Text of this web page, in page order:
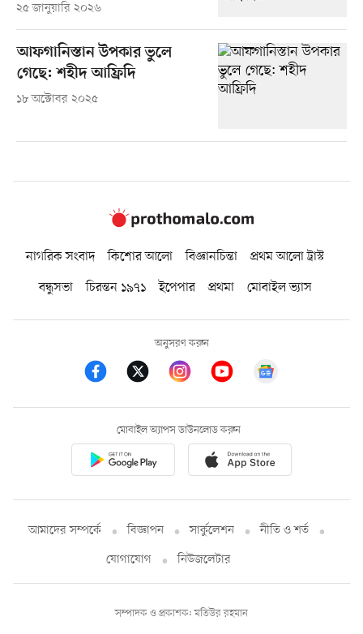
২৫ জানুয়ারি ২০২৬
আফগানিস্তান উপকার ভুলে
গেছে: শহীদ আফ্রিদি
১৮ অক্টোবর ২০২৫
নাগরিক সংবাদ কিশোর আলো বিজ্ঞানচিন্তা
প্রথম আলো ট্রাস্ট
বন্ধুসভা
চিরন্তন ১৯৭১ ইপেপার প্রথমা মোবাইল ভ্যাস
অনুসরণ করুন
মোবাইল অ্যাপস ডাউনলোড করুন
আমাদের সম্পর্কে বিজ্ঞাপন সার্কুলেশন
নীতি ও শর্ত
যোগাযোগ
নিউজলেটার
সম্পাদক ও প্রকাশক: মতিউর রহমান